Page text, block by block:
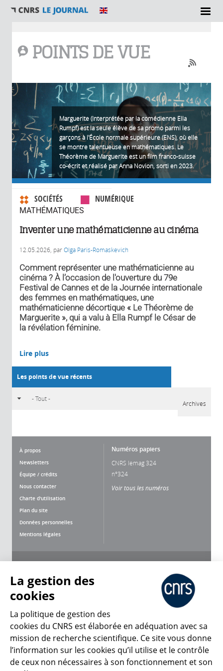
POINTS DE VUE
Marguerite (Interprétée par la comédienne Ella
Rumpf) est la seule élève de sa promo parmi les
garçons à l'École normale supérieure (ENS), où elle
se montre talentueuse en mathématiques. Le
Théorème de Marguerite est un film franco-suisse
co-écrit et réalisé par Anna Novion, sorti en 2023.
SOCIÉTÉS NUMÉRIQUE
MATHÉMATIQUES
0 commentaires
Inventer une mathématicienne au cinéma
12.05.2026, parOlga Paris-Romaskevich
Comment représenter une mathématicienne au
cinéma ? À l’occasion de l'ouverture du 79e
Festival de Cannes et de la Journée internationale
des femmes en mathématiques, une
mathématicienne décortique « Le Théorème de
Marguerite », qui a valu à Ella Rumpf le César de
la révélation féminine.
Lire plus
Les points de vue récents
Archives
À propos
Newsletters
Équipe / crédits
Nous contacter
Charte d'utilisation
Plan du site
Données personnelles
Mentions légales
Numéros papiers
CNRS lemag 324
n°324
Voir tous les numéros
CNRS Le Mag
© 2026, CNRS
La gestion des
cookies
La politique de gestion des
cookies du CNRS est élaborée en adéquation avec sa
mission de recherche scientifique. Ce site vous donne
l’information sur les cookies qu’il utilise et le contrôle
de ceux non nécessaires à son fonctionnement et son